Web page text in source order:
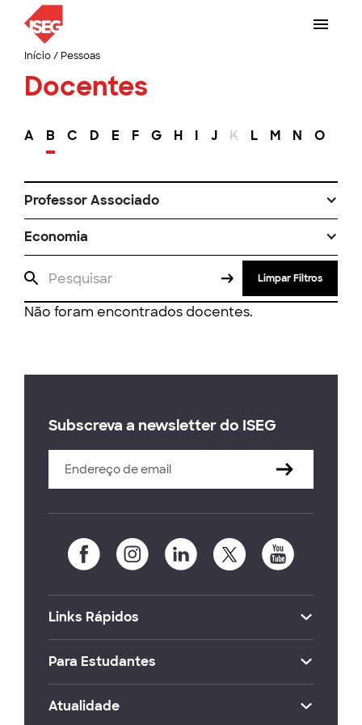
Início/ Pessoas
Docentes
A B C D E F G H I J K L M N O
Professor Associado
Economia
Limpar Filtros
Não foram encontrados docentes.
Subscreva a newsletter do ISEG
Links Rápidos
Para Estudantes
Atualidade